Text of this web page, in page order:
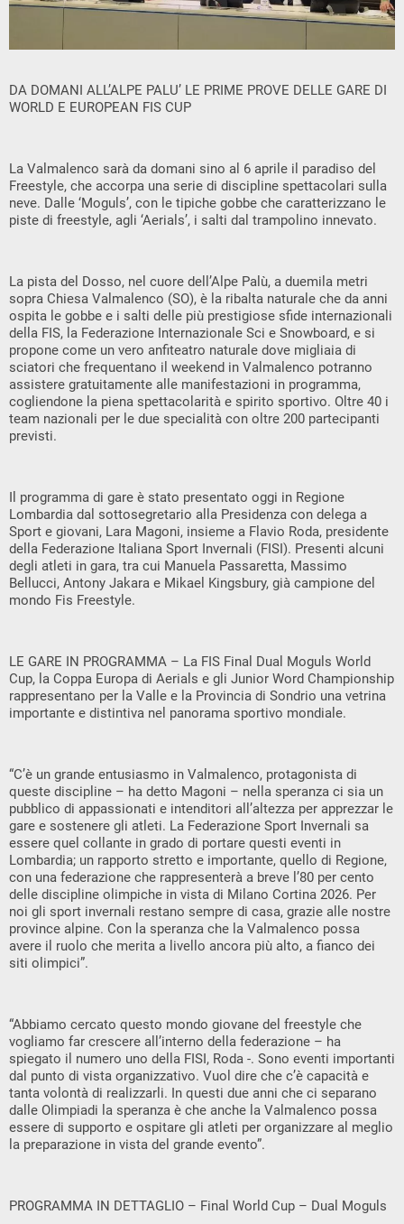
DA DOMANI ALL’ALPE PALU’ LE PRIME PROVE DELLE GARE DI
WORLD E EUROPEAN FIS CUP
La Valmalenco sarà da domani sino al 6 aprile il paradiso del
Freestyle, che accorpa una serie di discipline spettacolari sulla
neve. Dalle ‘Moguls’, con le tipiche gobbe che caratterizzano le
piste di freestyle, agli ‘Aerials’, i salti dal trampolino innevato.
La pista del Dosso, nel cuore dell’Alpe Palù, a duemila metri
sopra Chiesa Valmalenco (SO), è la ribalta naturale che da anni
ospita le gobbe e i salti delle più prestigiose sfide internazionali
della FIS, la Federazione Internazionale Sci e Snowboard, e si
propone come un vero anfiteatro naturale dove migliaia di
sciatori che frequentano il weekend in Valmalenco potranno
assistere gratuitamente alle manifestazioni in programma,
cogliendone la piena spettacolarità e spirito sportivo. Oltre 40 i
team nazionali per le due specialità con oltre 200 partecipanti
previsti.
Il programma di gare è stato presentato oggi in Regione
Lombardia dal sottosegretario alla Presidenza con delega a
Sport e giovani, Lara Magoni, insieme a Flavio Roda, presidente
della Federazione Italiana Sport Invernali (FISI). Presenti alcuni
degli atleti in gara, tra cui Manuela Passaretta, Massimo
Bellucci, Antony Jakara e Mikael Kingsbury, già campione del
mondo Fis Freestyle.
LE GARE IN PROGRAMMA – La FIS Final Dual Moguls World
Cup, la Coppa Europa di Aerials e gli Junior Word Championship
rappresentano per la Valle e la Provincia di Sondrio una vetrina
importante e distintiva nel panorama sportivo mondiale.
“C’è un grande entusiasmo in Valmalenco, protagonista di
queste discipline – ha detto Magoni – nella speranza ci sia un
pubblico di appassionati e intenditori all’altezza per apprezzar le
gare e sostenere gli atleti. La Federazione Sport Invernali sa
essere quel collante in grado di portare questi eventi in
Lombardia; un rapporto stretto e importante, quello di Regione,
con una federazione che rappresenterà a breve l’80 per cento
delle discipline olimpiche in vista di Milano Cortina 2026. Per
noi gli sport invernali restano sempre di casa, grazie alle nostre
province alpine. Con la speranza che la Valmalenco possa
avere il ruolo che merita a livello ancora più alto, a fianco dei
siti olimpici”.
“Abbiamo cercato questo mondo giovane del freestyle che
vogliamo far crescere all’interno della federazione – ha
spiegato il numero uno della FISI, Roda -. Sono eventi importanti
dal punto di vista organizzativo. Vuol dire che c’è capacità e
tanta volontà di realizzarli. In questi due anni che ci separano
dalle Olimpiadi la speranza è che anche la Valmalenco possa
essere di supporto e ospitare gli atleti per organizzare al meglio
la preparazione in vista del grande evento”.
PROGRAMMA IN DETTAGLIO – Final World Cup – Dual Moguls